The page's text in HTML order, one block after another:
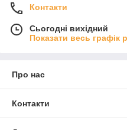
Контакти
Сьогодні вихідний
Показати весь графік
Про нас
Контакти